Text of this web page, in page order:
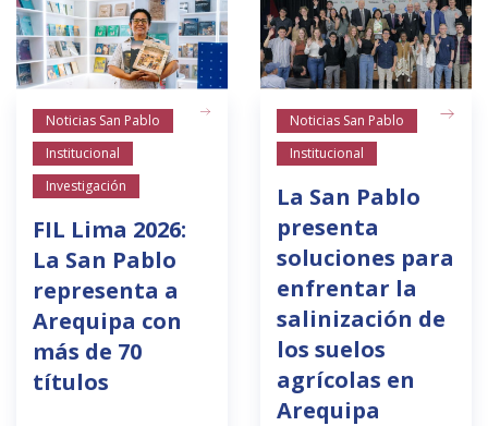
Noticias San Pablo
Institucional
Investigación
FIL Lima 2026:
La San Pablo
representa a
Arequipa con
más de 70
títulos
Noticias San Pablo
Institucional
La San Pablo
presenta
soluciones para
enfrentar la
salinización de
los suelos
agrícolas en
Arequipa